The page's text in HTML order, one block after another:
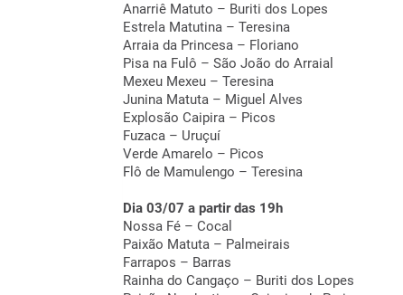
Anarriê Matuto – Buriti dos Lopes
Estrela Matutina – Teresina
Arraia da Princesa – Floriano
Pisa na Fulô – São João do Arraial
Mexeu Mexeu – Teresina
Junina Matuta – Miguel Alves
Explosão Caipira – Picos
Fuzaca – Uruçuí
Verde Amarelo – Picos
Flô de Mamulengo – Teresina
Dia 03/07 a partir das 19h
Nossa Fé – Cocal
Paixão Matuta – Palmeirais
Farrapos – Barras
Rainha do Cangaço – Buriti dos Lopes